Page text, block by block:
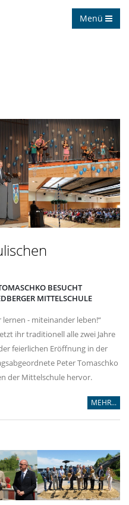
Menü
BESUCHT
MITTELSCHULE
- miteinander leben!“
ihr traditionell alle zwei Jahre
feierlichen Eröffnung in der
Peter Tomaschko
der Mittelschule hervor.
MEHR...